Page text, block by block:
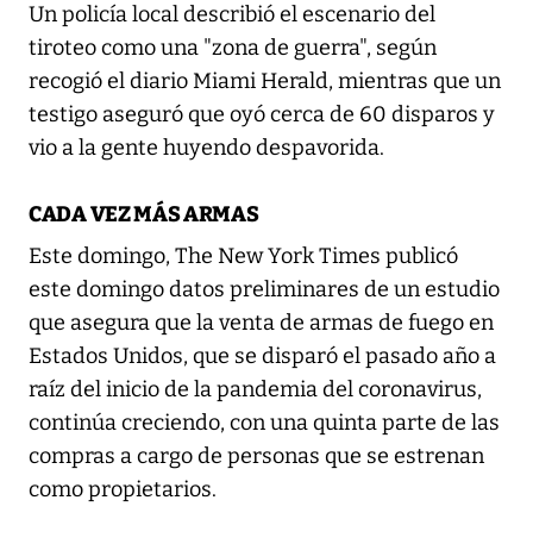
Un policía local describió el escenario del
tiroteo como una "zona de guerra", según
recogió el diario Miami Herald, mientras que un
testigo aseguró que oyó cerca de 60 disparos y
vio a la gente huyendo despavorida.
CADA VEZ MÁS ARMAS
Este domingo, The New York Times publicó
este domingo datos preliminares de un estudio
que asegura que la venta de armas de fuego en
Estados Unidos, que se disparó el pasado año a
raíz del inicio de la pandemia del coronavirus,
continúa creciendo, con una quinta parte de las
compras a cargo de personas que se estrenan
como propietarios.